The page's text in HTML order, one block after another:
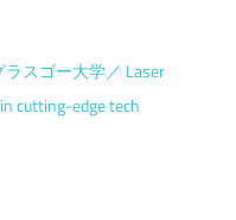
ラスゴー大学／ Laser
cutting-edge tech